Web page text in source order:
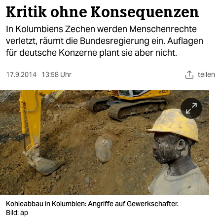
politik
öko
sport
berlin
nord
wahrheit
verlag
verlag
Kritik ohne Konsequenzen
In Kolumbiens Zechen werden Menschenrechte
verletzt, räumt die Bundesregierung ein. Auflagen
für deutsche Konzerne plant sie aber nicht.
17.9.2014 13:58 Uhr teilen
Kohleabbau in Kolumbien: Angriffe auf Gewerkschafter.
Bild: ap